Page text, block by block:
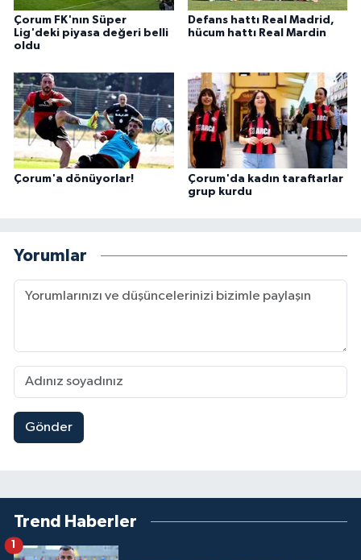
Çorum FK'nın Süper
Lig'deki piyasa değeri belli
oldu
Defans hattı Real Madrid,
hücum hattı Real Mardin
Çorum'a dönüyorlar!
Çorum'da kadın taraftarlar
grup kurdu
Yorumlar
Gönder
Trend Haberler